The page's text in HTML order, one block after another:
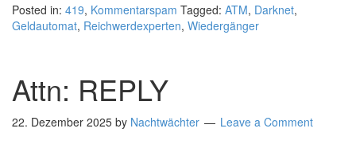
Posted in: 419, Kommentarspam Tagged: ATM, Darknet,
Geldautomat, Reichwerdexperten, Wiedergänger
Attn: REPLY
22. Dezember 2025 by Nachtwächter Leave a Comment